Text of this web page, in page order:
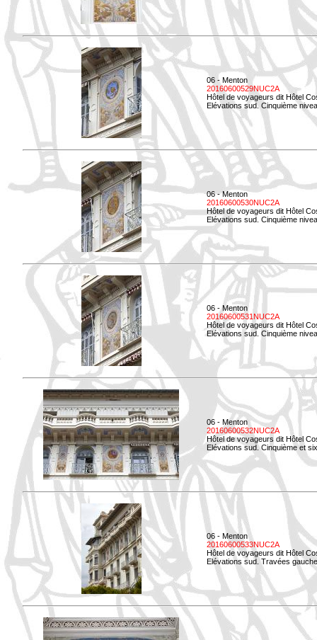
06 - Menton
20160600529NUC2A
Hôtel de voyageurs dit Hôtel
Elévations sud. Cinquième
06 - Menton
20160600530NUC2A
Hôtel de voyageurs dit Hôtel
Elévations sud. Cinquième
06 - Menton
20160600531NUC2A
Hôtel de voyageurs dit Hôtel
Elévations sud. Cinquième
06 - Menton
20160600532NUC2A
Hôtel de voyageurs dit Hôtel
Elévations sud. Cinquième et
06 - Menton
20160600533NUC2A
Hôtel de voyageurs dit Hôtel
Elévations sud. Travées